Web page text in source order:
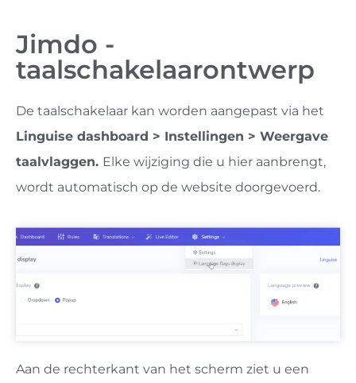
Jimdo -
taalschakelaarontwerp
De taalschakelaar kan worden aangepast via het
Linguise dashboard > Instellingen > Weergave
taalvlaggen. Elke wijziging die u hier aanbrengt,
wordt automatisch op de website doorgevoerd.
Aan de rechterkant van het scherm ziet u een